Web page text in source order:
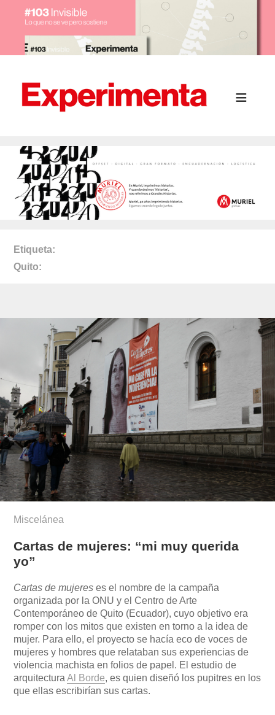
Etiqueta
Quito
Miscelánea
Cartas de mujeres: “mi muy querida
yo”
Cartas de mujeres es el nombre de la campaña
organizada por la ONU y el Centro de Arte
Contemporáneo de Quito (Ecuador), cuyo objetivo era
romper con los mitos que existen en torno a la idea de
mujer. Para ello, el proyecto se hacía eco de voces de
mujeres y hombres que relataban sus experiencias de
violencia machista en folios de papel. El estudio de
arquitecturaAl Borde, es quien diseñó los pupitres en los
que ellas escribirían sus cartas.